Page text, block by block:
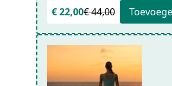
€ 22,00€ 44,00